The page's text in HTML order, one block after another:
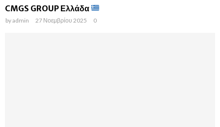
CMGS GROUP Ελλάδα
byadmin 27 Νοεμβρίου 2025 0